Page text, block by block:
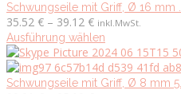
Schwungseile mit Griff, Ø 16 mm ...
35.52 € – 39.12 €Preisspanne:
35.52 €
bis
39.12 €
inkl.MwSt.
Ausführung wählen
Produkt
weist
mehrere
Schwungseile mit Griff, Ø 8 mm 5...